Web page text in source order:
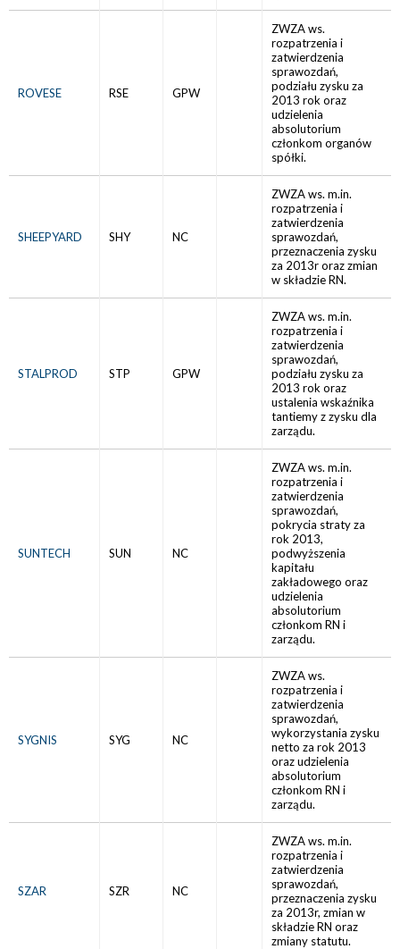
ROVESE RSE GPW
ZWZA ws.
rozpatrzenia i
zatwierdzenia
sprawozdań,
podziału zysku za
2013 rok oraz
udzielenia
absolutorium
członkom organów
spółki.
SHEEPYARD SHY NC
ZWZA ws. m.in.
rozpatrzenia i
zatwierdzenia
sprawozdań,
przeznaczenia zysku
za 2013r oraz zmian
w składzie RN.
STALPROD STP GPW
ZWZA ws. m.in.
rozpatrzenia i
zatwierdzenia
sprawozdań,
podziału zysku za
2013 rok oraz
ustalenia wskaźnika
tantiemy z zysku dla
zarządu.
SUNTECH SUN NC
ZWZA ws. m.in.
rozpatrzenia i
zatwierdzenia
sprawozdań,
pokrycia straty za
rok 2013,
podwyższenia
kapitału
zakładowego oraz
udzielenia
absolutorium
członkom RN i
zarządu.
SYGNIS SYG NC
ZWZA ws.
rozpatrzenia i
zatwierdzenia
sprawozdań,
wykorzystania zysku
netto za rok 2013
oraz udzielenia
absolutorium
członkom RN i
zarządu.
SZAR SZR NC
ZWZA ws. m.in.
rozpatrzenia i
zatwierdzenia
sprawozdań,
przeznaczenia zysku
za 2013r, zmian w
składzie RN oraz
zmiany statutu.